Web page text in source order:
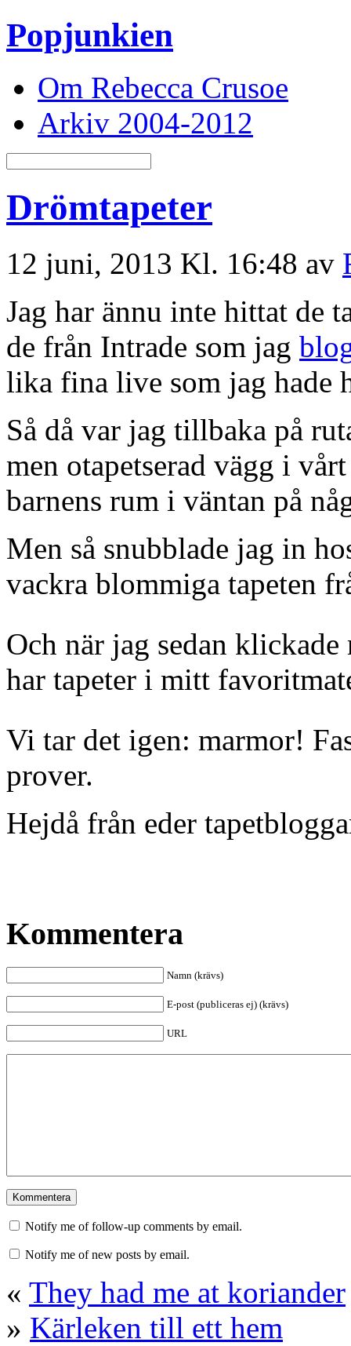
Popjunkien
Om Rebecca Crusoe
Arkiv 2004-2012
Drömtapeter
12 juni, 2013 Kl. 16:48 av
Jag har ännu inte hittat de
de från Intrade som jag
lika fina live som jag hade
Så då var jag tillbaka på
men otapetserad vägg i
barnens rum i väntan på
Men så snubblade jag in
vackra blommiga tapeten
Och när jag sedan
har tapeter i mitt
Vi tar det igen: marmor!
prover.
Hejdå från eder
Kommentera
Namn (krävs)
E-post (publiceras ej) (krävs)
URL
Notify me of follow-up comments by email.
Notify me of new posts by email.
« They had me at koriander
» Kärleken till ett hem